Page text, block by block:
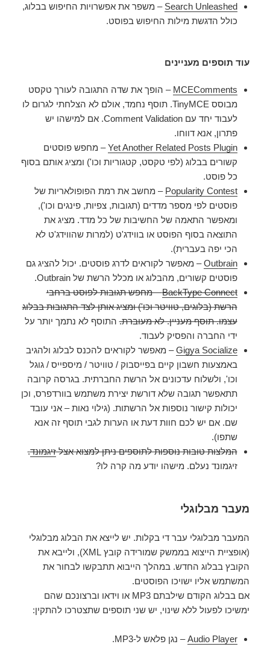
Search Unleashed – משפר את אפשרויות החיפוש בבלוג,
כולל הדגשת מילות החיפוש בפוסט.
עוד תוספים מעניינים
MCEComments – הופך את שדה התגובה לעורך טקסט
מבוסס TinyMCE. תוסף נחמד, אולם לא הצלחתי לגרום לו
לעבוד יחד עם Comment Validation. אם למישהו יש
פתרון, אנא דווחו.
Yet Another Related Posts Plugin– מחפש פוסטים
קשורים בבלוג (לפי טקסט, קטגוריות וכו') ומציג אותם בסוף
כל פוסט.
Popularity Contest – מחשב את רמת הפופולאריות של
פוסטים לפי מספר מדדים (תגובות, צפיות, פינגים וכו'),
ומאפשר התאמה של החשיבות של כל מדד. מציג את
התוצאה בסוף הפוסט או בווידג'ט (למרות שהווידג'ט לא
הכי יפה בעברית).
Outbrain– מאפשר לקוראים לדרג פוסטים. יכול להציג גם
פוסטים קשורים, מהבלוג או מכלל הרשת של Outbrain.
BackType Connect– מחפש תגובות לפוסט ברחבי
הרשת (בלוגים, טוויטר וכו') ומציג אותן לצד התגובות בבלוג
עצמו. תוסף מעניין. לא מעוברת.התוסף לא נתמך יותר על
ידי החברה והפסיק לעבוד.
Gigya Socialize– מאפשר לקוראים להכנס לבלוג ולהגיב
באמצעות חשבון קיים בפייסבוק / טוויטר / מיספייס / גוגל
וכו', ולשלוח עדכונים אל הרשת החברתית. בגרסה קרובה
תתאפשר תגובה שלא דורשת יצירת משתמש בוורדפרס, וכן
יכולות קישור נוספות אל הרשתות. (גילוי נאות – אני עובד
שם. אם יש לכם חוות דעת או הערות לגבי תוסף זה אנא
שתפו).
המלצות טובות נוספות לתוספים ניתן למצוא אצלזיגמונד.
זיגמונד נעלם. מישהו יודע מה קרה לו?
מעבר מבלוגלי
המעבר מבלוגלי עבר די בקלות. יש לייצא את הבלוג מבלוגלי
(אופציית הייצוא בממשק שמורידה קובץ XML), ולייבא את
הקובץ בבלוג החדש. במהלך הייבוא תתבקשו לבחור את
המשתמש אליו ישויכו הפוסטים.
אם בבלוג הקודם שילבתם MP3 או וידאו וברצונכם שהם
ימשיכו לפעול ללא שינוי, יש שני תוספים שתצטרכו להתקין:
Audio Player– נגן פלאש ל-MP3.